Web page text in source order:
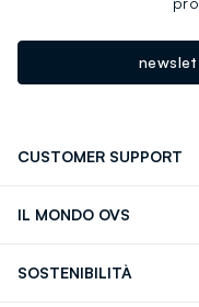
CUSTOMER SUPPORT
IL MONDO OVS
SOSTENIBILITÀ